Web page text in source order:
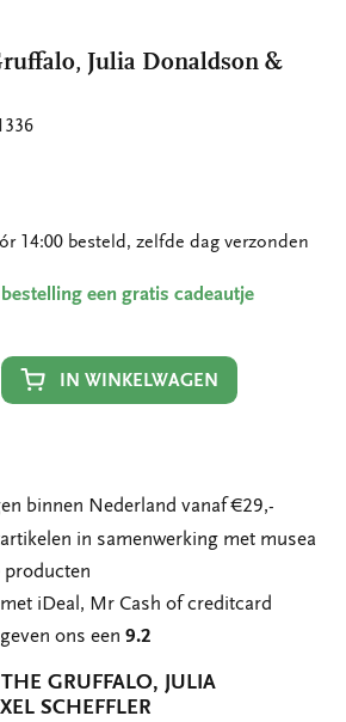
Julia Donaldson &
14:00 besteld, zelfde dag verzonden
een gratis cadeautje
IN WINKELWAGEN
binnen Nederland vanaf €29,-
in samenwerking met musea
iDeal, Mr Cash of creditcard
ons een9.2
GRUFFALO, JULIA
SCHEFFLER